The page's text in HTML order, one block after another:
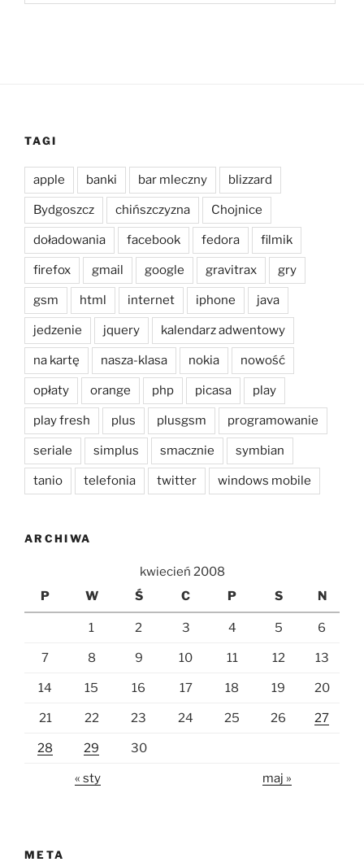
TAGI
apple banki bar mleczny blizzard
Bydgoszcz chińszczyzna Chojnice
doładowania facebook fedora filmik
firefox gmail google gravitrax gry
gsm html internet iphone java
jedzenie jquery kalendarz adwentowy
na kartę nasza-klasa nokia nowość
opłaty orange php picasa play
play fresh plus plusgsm programowanie
seriale simplus smacznie symbian
tanio telefonia twitter windows mobile
ARCHIWA
kwiecień 2008
P
W Ś C P S N
1 2 3 4 5 6
7 8 9 10 11 12 13
14 15 16 17 18 19 20
21 22 23 24 25 26 27
28 29 30
« sty maj »
META